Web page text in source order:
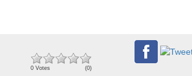
0 Votes (0)